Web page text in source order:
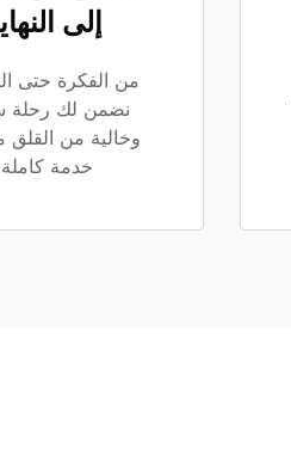
إلى
من الفكرة حتى
نضمن لك رحلة
وخالية من
خدمة